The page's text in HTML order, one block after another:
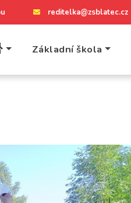
reditelka@zsblatec.cz
Základní škola